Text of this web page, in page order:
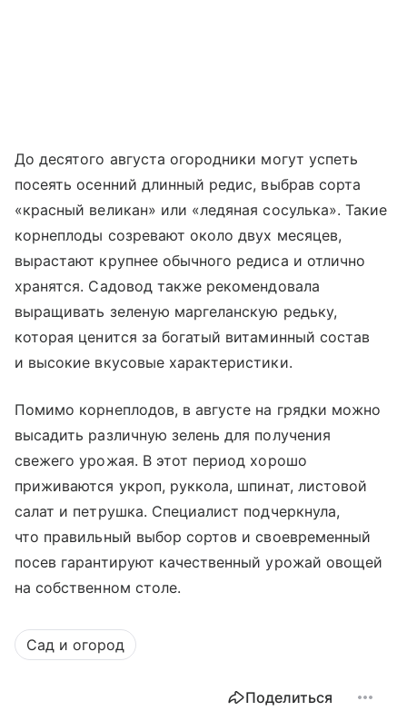
До десятого августа огородники могут успеть
посеять осенний длинный редис, выбрав сорта
«красный великан» или «ледяная сосулька». Такие
корнеплоды созревают около двух месяцев,
вырастают крупнее обычного редиса и отлично
хранятся. Садовод также рекомендовала
выращивать зеленую маргеланскую редьку,
которая ценится за богатый витаминный состав
и высокие вкусовые характеристики.
Помимо корнеплодов, в августе на грядки можно
высадить различную зелень для получения
свежего урожая. В этот период хорошо
приживаются укроп, руккола, шпинат, листовой
салат и петрушка. Специалист подчеркнула,
что правильный выбор сортов и своевременный
посев гарантируют качественный урожай овощей
на собственном столе.
Сад и огород
Поделиться